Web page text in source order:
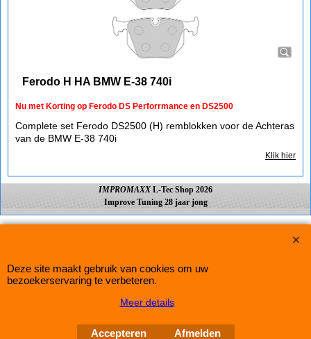
Ferodo H HA BMW E-38 740i
Nu met Korting op Ferodo DS Perforrmance en DS2500
Complete set Ferodo DS2500 (H) remblokken voor de Achteras
van de BMW E-38 740i
Klik hier
IMPROMAXX L-Tec Shop 2026
Improve Tuning 28 jaar jong
Deze site maakt gebruik van cookies om uw
bezoekerservaring te verbeteren.
Meer details
Accepteren Afmelden